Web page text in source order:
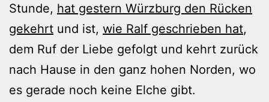
Stunde, hat gestern Würzburg den Rücken
gekehrt und ist, wie Ralf geschrieben hat,
dem Ruf der Liebe gefolgt und kehrt zurück
nach Hause in den ganz hohen Norden, wo
es gerade noch keine Elche gibt.